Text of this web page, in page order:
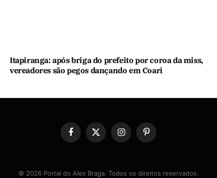
Itapiranga: após briga do prefeito por coroa da miss,
vereadores são pegos dançando em Coari
Facebook
X
(Twitter)
InstagramPinterest
© 2026 Portal do Alex Braga. Todos os direitos reservados.